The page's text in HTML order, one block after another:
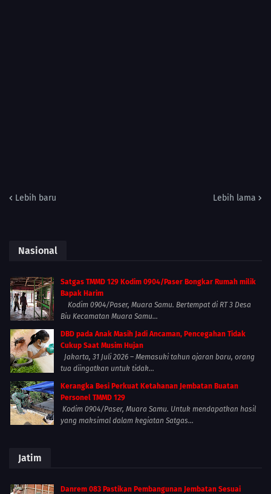
Lebih baru Lebih lama
Nasional
Satgas TMMD 129 Kodim 0904/Paser Bongkar Rumah milik
Bapak Harim
Kodim 0904/Paser, Muara Samu. Bertempat di RT 3 Desa
Biu Kecamatan Muara Samu...
DBD pada Anak Masih Jadi Ancaman, Pencegahan Tidak
Cukup Saat Musim Hujan
Jakarta, 31 Juli 2026 – Memasuki tahun ajaran baru, orang
tua diingatkan untuk tidak...
Kerangka Besi Perkuat Ketahanan Jembatan Buatan
Personel TMMD 129
Kodim 0904/Paser, Muara Samu. Untuk mendapatkan hasil
yang maksimal dalam kegiatan Satgas...
Jatim
Danrem 083 Pastikan Pembangunan Jembatan Sesuai